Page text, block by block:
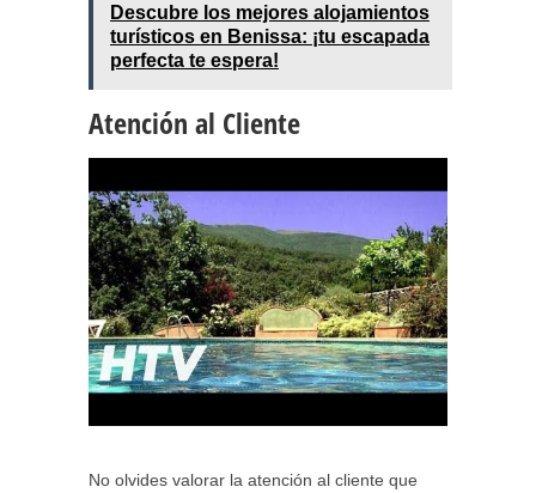
Descubre los mejores alojamientos
turísticos en Benissa: ¡tu escapada
perfecta te espera!
Atención al Cliente
No olvides valorar la atención al cliente que